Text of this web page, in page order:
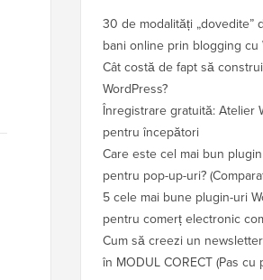
30 de modalități „dovedite”
bani online prin blogging cu
Cât costă de fapt să
WordPress?
Înregistrare gratuită: Atelier
pentru începători
Care este cel mai bun
pentru pop-up-uri?
5 cele mai bune plugin-uri
pentru comerț electronic
Cum să creezi un
în MODUL CORECT (Pas cu